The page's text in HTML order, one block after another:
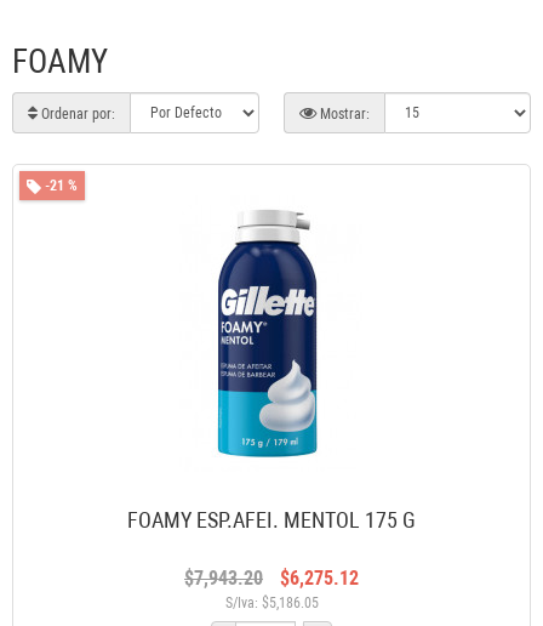
FOAMY
Ordenar por: Mostrar:
-21 %
FOAMY ESP.AFEI. MENTOL 175 G
$7,943.20 $6,275.12
S/Iva: $5,186.05